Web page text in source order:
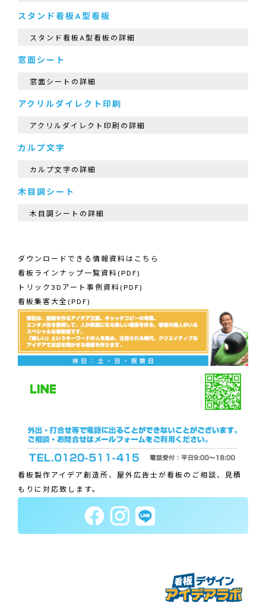
スタンド看板A型看板
スタンド看板A型看板の詳細
窓面シート
窓面シートの詳細
アクリルダイレクト印刷
アクリルダイレクト印刷の詳細
カルプ文字
カルプ文字の詳細
木目調シート
木目調シートの詳細
ダウンロードできる情報資料はこちら
看板ラインナップ一覧資料(PDF)
トリック3Dアート事例資料(PDF)
看板集客大全(PDF)
看板製作アイデア創造所、屋外広告士が看板のご相談、見積
もりに対応致します。